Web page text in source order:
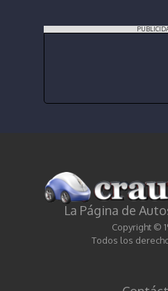
La Página de
Copyright ©
Todos los